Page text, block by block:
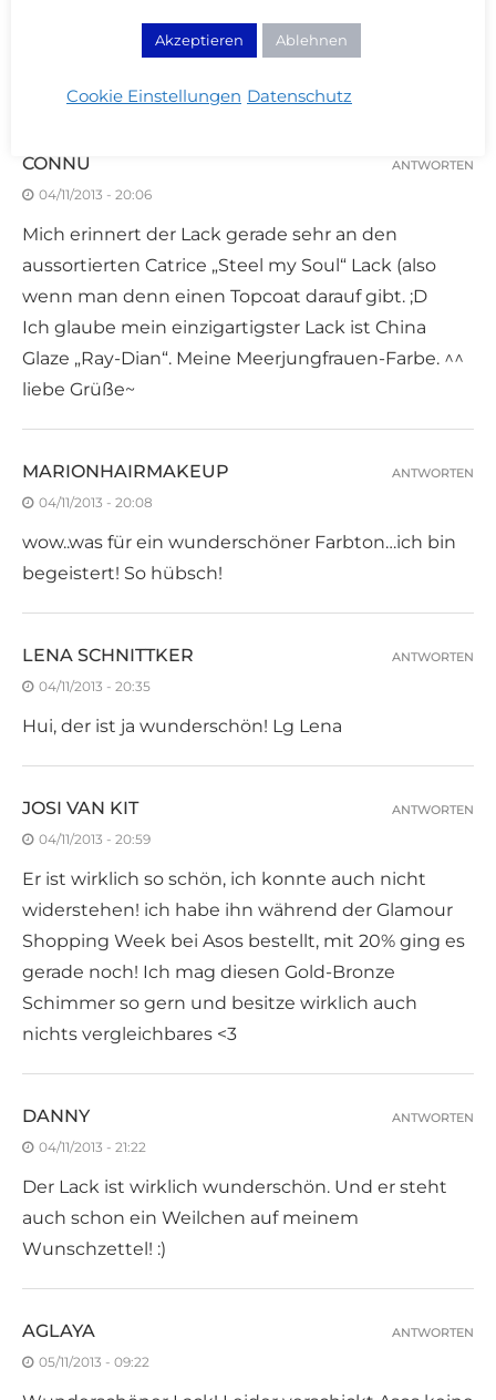
Fotos sehr braun, auch wenn du ihn aders
CONNÜ
04/11/2013 - 20:06
Mich erinnert der Lack gerade sehr an den
aussortierten Catrice „Steel my Soul“ Lack (also
wenn man denn einen Topcoat darauf gibt. ;D
Ich glaube mein einzigartigster Lack ist China
Glaze „Ray-Dian“. Meine Meerjungfrauen-Farbe. ^^
liebe Grüße~
ANTWORTEN
MARIONHAIRMAKEUP
04/11/2013 - 20:08
wow..was für ein wunderschöner Farbton…ich bin
begeistert! So hübsch!
ANTWORTEN
LENA SCHNITTKER
04/11/2013 - 20:35
Hui, der ist ja wunderschön! Lg Lena
ANTWORTEN
JOSI VAN KIT
04/11/2013 - 20:59
Er ist wirklich so schön, ich konnte auch nicht
widerstehen! ich habe ihn während der Glamour
Shopping Week bei Asos bestellt, mit 20% ging es
gerade noch! Ich mag diesen Gold-Bronze
Schimmer so gern und besitze wirklich auch
nichts vergleichbares <3
ANTWORTEN
DANNY
04/11/2013 - 21:22
Der Lack ist wirklich wunderschön. Und er steht
auch schon ein Weilchen auf meinem
Wunschzettel! :)
ANTWORTEN
AGLAYA
05/11/2013 - 09:22
ANTWORTEN
Akzeptieren Ablehnen
Cookie Einstellungen Datenschutz